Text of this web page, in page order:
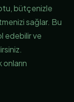
bütçenizle
sağlar. Bu
edebilir ve